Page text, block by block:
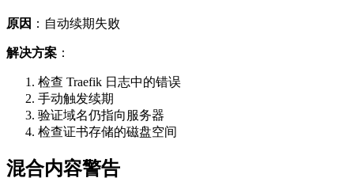
原因 ：自动续期失败
解决方案 ：
检查 Traefik 日志中的错误
手动触发续期
验证域名仍指向服务器
检查证书存储的磁盘空间
混合内容警告